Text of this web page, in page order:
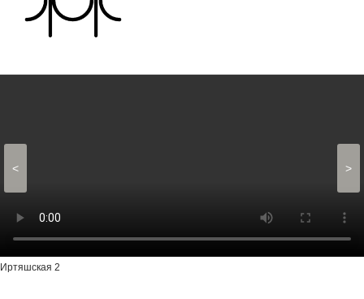
Иртяшская 2
< >